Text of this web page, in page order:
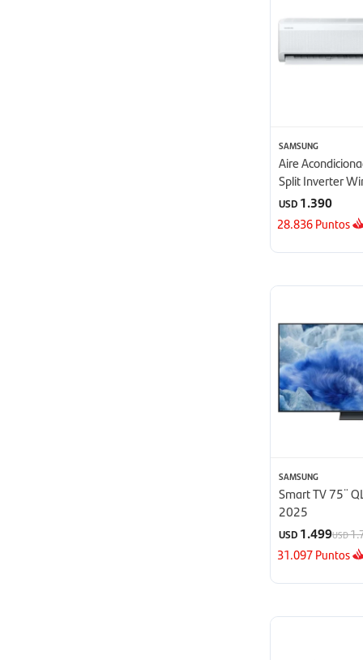
SAMSUNG
Aire
Split Inverter
24000 BTU -
USD 1.390
28.836Puntos
SAMSUNG
Smart TV 75¨
2025
USD 1.499USD
31.097Puntos